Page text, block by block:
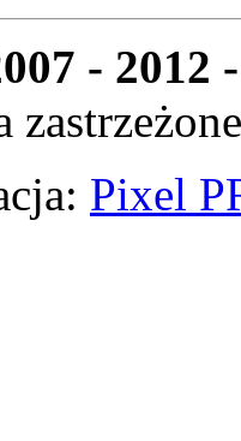
- 2012
Pixel